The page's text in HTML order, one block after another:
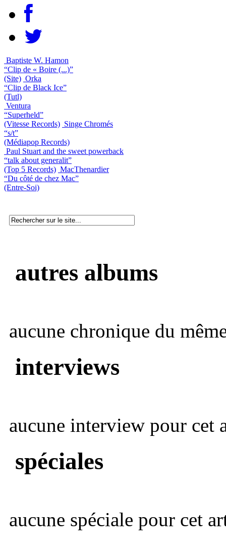
Baptiste W. Hamon
“Clip de « Boire (...)”
(Site) Orka
“Clip de Black Ice”
(Tutl)
Ventura
“Superheld”
(Vitesse Records) Singe Chromés
“s/t”
(Médiapop Records)
Paul Stuart and the sweet powerback
“talk about generalit”
(Top 5 Records) MacThenardier
“Du côté de chez Mac”
(Entre-Soi)
autres albums
aucune chronique du
interviews
aucune interview pour cet
spéciales
aucune spéciale pour cet